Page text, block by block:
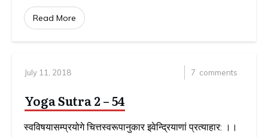
Read More
July 11, 2018 7 comments
Yoga Sutra 2 – 54
स्वविषयासम्प्रयोगे चित्तस्वरूपानुकार इवेन्द्रियाणां प्रत्याहार: ।।